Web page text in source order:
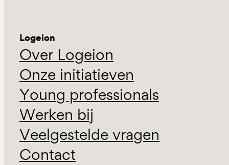
Logeion
Over Logeion
Onze initiatieven
Young professionals
Werken bij
Veelgestelde vragen
Contact